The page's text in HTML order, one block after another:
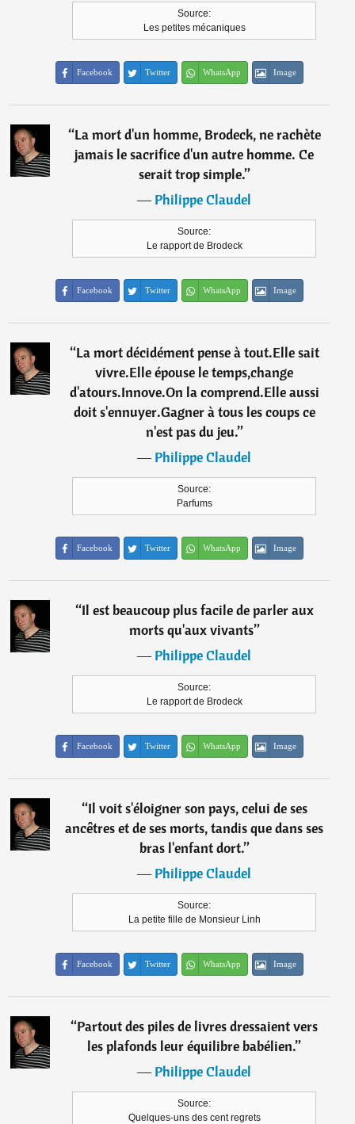
Source:
Les petites mécaniques
Facebook Twitter WhatsApp Image
“La mort d'un homme, Brodeck, ne rachète
jamais le sacrifice d'un autre homme. Ce
serait trop simple.”
―Philippe Claudel
Source:
Le rapport de Brodeck
Facebook Twitter WhatsApp Image
“La mort décidément pense à tout.Elle sait
vivre.Elle épouse le temps,change
d'atours.Innove.On la comprend.Elle aussi
doit s'ennuyer.Gagner à tous les coups ce
n'est pas du jeu.”
―Philippe Claudel
Source:
Parfums
Facebook Twitter WhatsApp Image
“Il est beaucoup plus facile de parler aux
morts qu'aux vivants”
―Philippe Claudel
Source:
Le rapport de Brodeck
Facebook Twitter WhatsApp Image
“Il voit s'éloigner son pays, celui de ses
ancêtres et de ses morts, tandis que dans ses
bras l'enfant dort.”
―Philippe Claudel
Source:
La petite fille de Monsieur Linh
Facebook Twitter WhatsApp Image
“Partout des piles de livres dressaient vers
les plafonds leur équilibre babélien.”
―Philippe Claudel
Source:
Quelques-uns des cent regrets